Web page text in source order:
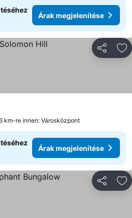
Árak megjelenítése
km-re innen: Városközpont
Árak megjelenítése